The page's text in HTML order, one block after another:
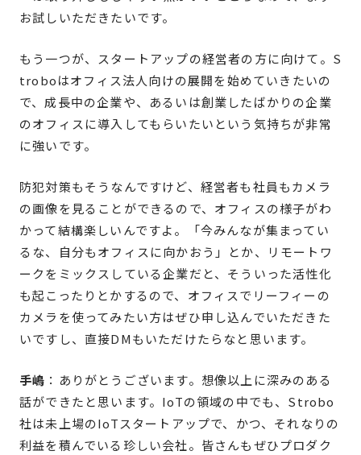
お試しいただきたいです。
もう一つが、スタートアップの経営者の方に向けて。S
troboはオフィス法人向けの展開を始めていきたいの
で、成長中の企業や、あるいは創業したばかりの企業
のオフィスに導入してもらいたいという気持ちが非常
に強いです。
防犯対策もそうなんですけど、経営者も社員もカメラ
の画像を見ることができるので、オフィスの様子がわ
かって結構楽しいんですよ。「今みんなが集まってい
るな、自分もオフィスに向かおう」とか、リモートワ
ークをミックスしている企業だと、そういった活性化
も起こったりとかするので、オフィスでリーフィーの
カメラを使ってみたい方はぜひ申し込んでいただきた
いですし、直接DMもいただけたらなと思います。
手嶋 ：ありがとうございます。想像以上に深みのある
話ができたと思います。IoTの領域の中でも、Strobo
社は未上場のIoTスタートアップで、かつ、それなりの
利益を積んでいる珍しい会社。皆さんもぜひプロダク